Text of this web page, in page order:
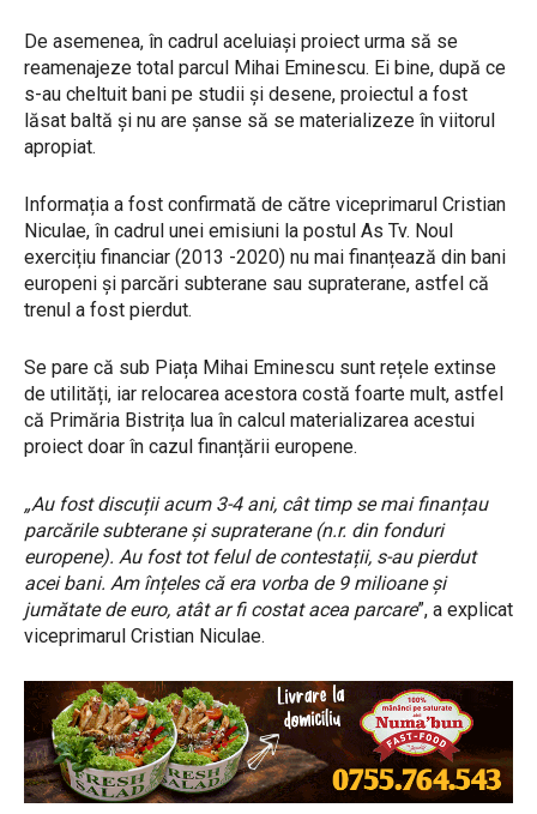
De asemenea, în cadrul aceluiași proiect urma să se
reamenajeze total parcul Mihai Eminescu. Ei bine, după ce
s-au cheltuit bani pe studii și desene, proiectul a fost
lăsat baltă și nu are șanse să se materializeze în viitorul
apropiat.
Informația a fost confirmată de către viceprimarul Cristian
Niculae, în cadrul unei emisiuni la postul As Tv. Noul
exercițiu financiar (2013 -2020) nu mai finanțează din bani
europeni și parcări subterane sau supraterane, astfel că
trenul a fost pierdut.
Se pare că sub Piața Mihai Eminescu sunt rețele extinse
de utilități, iar relocarea acestora costă foarte mult, astfel
că Primăria Bistrița lua în calcul materializarea acestui
proiect doar în cazul finanțării europene.
„Au fost discuții acum 3-4 ani, cât timp se mai finanțau
parcările subterane și supraterane (n.r. din fonduri
europene). Au fost tot felul de contestații, s-au pierdut
acei bani. Am înțeles că era vorba de 9 milioane și
jumătate de euro, atât ar fi costat acea parcare”, a explicat
viceprimarul Cristian Niculae.